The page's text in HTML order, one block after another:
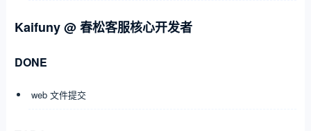
Kaifuny @ 春松客服核心开发者
DONE
web 文件提交